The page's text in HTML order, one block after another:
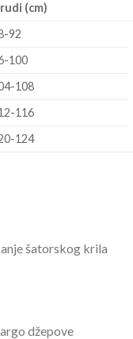
(cm)
92
100
108
116
124
šatorskog krila
džepove